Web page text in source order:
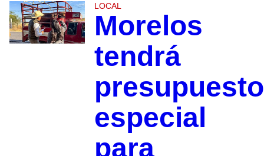
LOCAL
Morelos
tendrá
presupuesto
especial
para